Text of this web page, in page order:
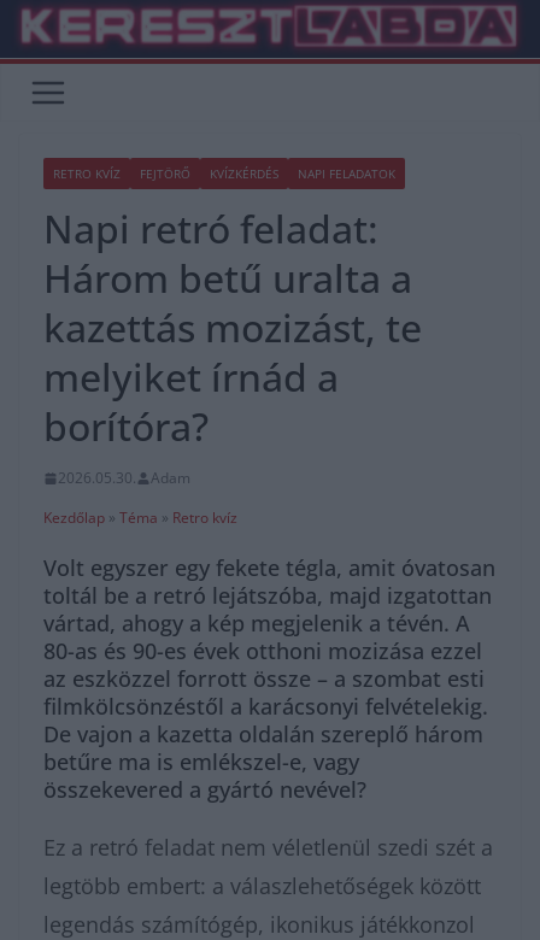
Skip
content
RETRO KVÍZ FEJTÖRŐ KVÍZKÉRDÉS NAPI FELADATOK
Napi retró feladat:
Három betű uralta a
kazettás mozizást, te
melyiket írnád a
borítóra?
2026.05.30.
Adam
Kezdőlap » Téma » Retro kvíz
Volt egyszer egy fekete tégla, amit óvatosan
toltál be a retró lejátszóba, majd izgatottan
vártad, ahogy a kép megjelenik a tévén. A
80-as és 90-es évek otthoni mozizása ezzel
az eszközzel forrott össze – a szombat esti
filmkölcsönzéstől a karácsonyi felvételekig.
De vajon a kazetta oldalán szereplő három
betűre ma is emlékszel-e, vagy
összekevered a gyártó nevével?
Ez a retró feladat nem véletlenül szedi szét a
legtöbb embert: a válaszlehetőségek között
legendás számítógép, ikonikus játékkonzol